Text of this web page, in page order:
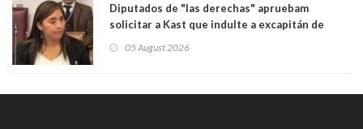
Diputados de "las derechas" apruebam
solicitar a Kast que indulte a excapitán de
senadora Fabiola Campillai
05 August 2026